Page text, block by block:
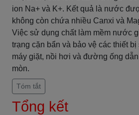
ion Na+ và K+. Kết quả là nước
không còn chứa nhiều Canxi và
Việc sử dụng chất làm mềm nước
trạng cặn bẩn và bảo vệ các thiết
máy giặt, nồi hơi và đường ống
mòn.
Tóm tắt
Tổng kết